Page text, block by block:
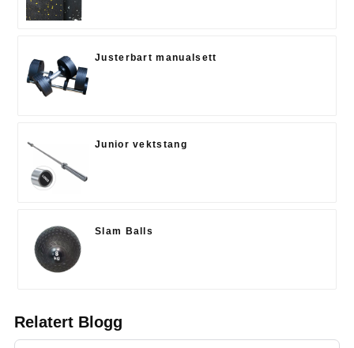
Justerbart manualsett
Junior vektstang
Slam Balls
Relatert Blogg